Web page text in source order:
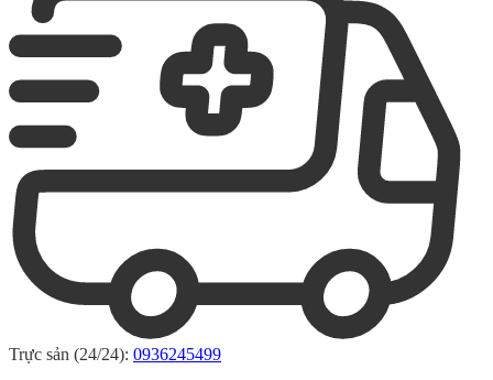
Trực sản (24/24): 0936245499